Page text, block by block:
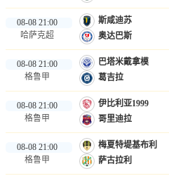
08-08 21:00
哈萨克超
斯咸迪苏
奥达巴斯
08-08 21:00
格鲁甲
巴塔米戴拿模
葛吉拉
08-08 21:00
格鲁甲
伊比利亚1999
哥里迪拉
08-08 21:00
格鲁甲
梅夏特堤基布利
萨古拉利